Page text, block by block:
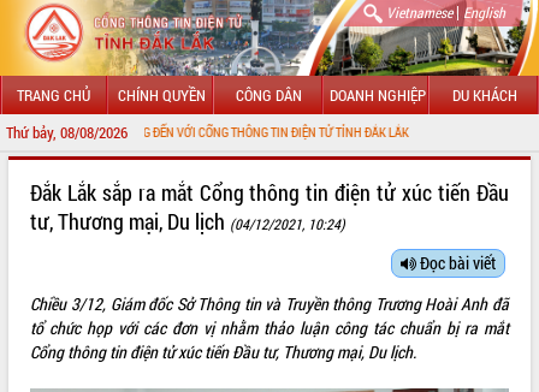
Vietnamese| English
TRANG CHỦ CHÍNH QUYỀN CÔNG DÂN DOANH NGHIỆP DU KHÁCH
Thứ bảy, 08/08/2026
CHÀO MỪNG ĐẾN VỚI CỔNG THÔNG TIN ĐIỆN TỬ TỈNH ĐẮK LẮK
GIỚI THIỆU
LÃNH ĐẠO UBND TỈNH
SỞ, BAN, NGÀNH
Đắk Lắk sắp ra mắt Cổng thông tin điện tử xúc tiến Đầu
tư, Thương mại, Du lịch (04/12/2021, 10:24)
Đọc bài viết
Chiều 3/12, Giám đốc Sở Thông tin và Truyền thông Trương Hoài Anh đã
tổ chức họp với các đơn vị nhằm thảo luận công tác chuẩn bị ra mắt
Cổng thông tin điện tử xúc tiến Đầu tư, Thương mại, Du lịch.